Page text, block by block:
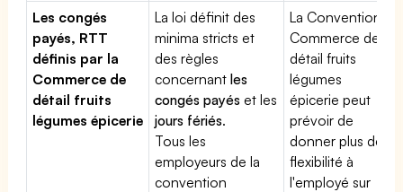
Les congés
payés, RTT
définis par la
Commerce de
détail fruits
légumes épicerie
La loi définit des
minima stricts et
des règles
concernantles
congés payés et les
jours fériés.
Tous les
employeurs de la
convention
La Convention
Commerce de
détail fruits
légumes
épicerie peut
prévoir de
donner plus de
flexibilité à
l'employé sur